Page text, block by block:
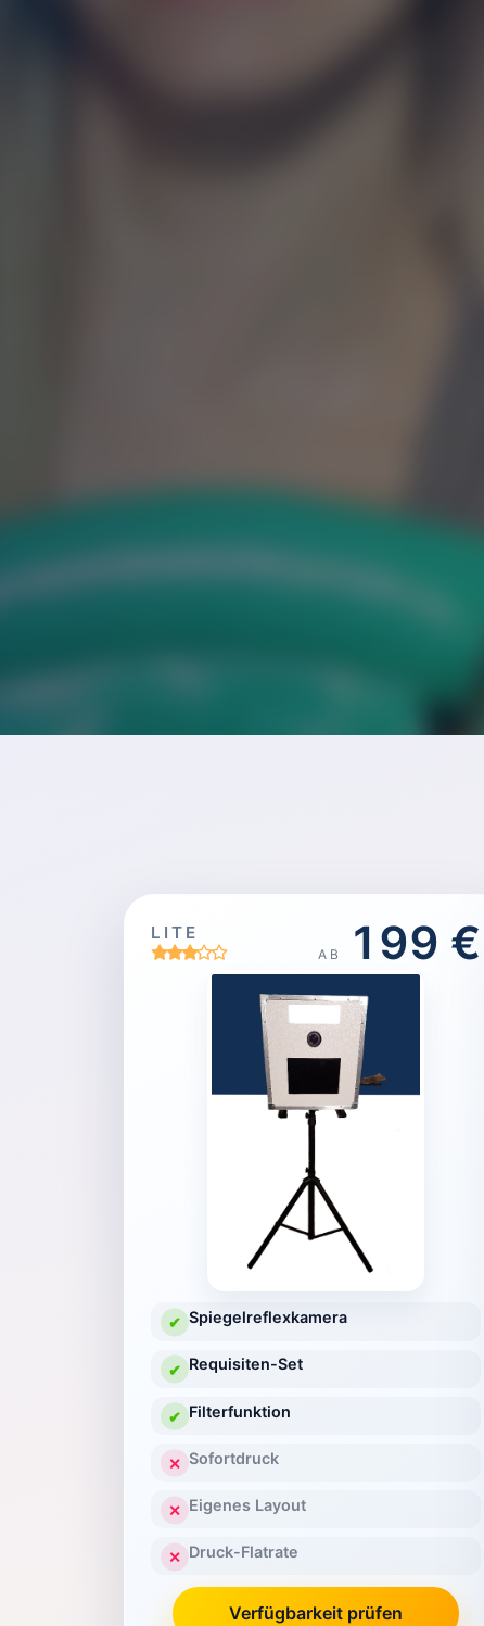
LITE
AB 199 €
✔ Spiegelreflexkamera
✔ Requisiten-Set
✔ Filterfunktion
✕ Sofortdruck
✕ Eigenes Layout
✕ Druck-Flatrate
Verfügbarkeit prüfen